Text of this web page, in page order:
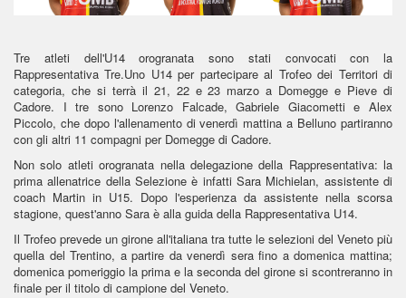
Tre atleti dell'U14 orogranata sono stati convocati con la
Rappresentativa Tre.Uno U14 per partecipare al Trofeo dei Territori di
categoria, che si terrà il 21, 22 e 23 marzo a Domegge e Pieve di
Cadore. I tre sono Lorenzo Falcade, Gabriele Giacometti e Alex
Piccolo, che dopo l'allenamento di venerdì mattina a Belluno partiranno
con gli altri 11 compagni per Domegge di Cadore.
Non solo atleti orogranata nella delegazione della Rappresentativa: la
prima allenatrice della Selezione è infatti Sara Michielan, assistente di
coach Martin in U15. Dopo l'esperienza da assistente nella scorsa
stagione, quest'anno Sara è alla guida della Rappresentativa U14.
Il Trofeo prevede un girone all'italiana tra tutte le selezioni del Veneto più
quella del Trentino, a partire da venerdì sera fino a domenica mattina;
domenica pomeriggio la prima e la seconda del girone si scontreranno in
finale per il titolo di campione del Veneto.